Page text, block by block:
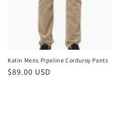
Katin Mens Pipeline Corduroy Pants
Normaler
$89.00 USD